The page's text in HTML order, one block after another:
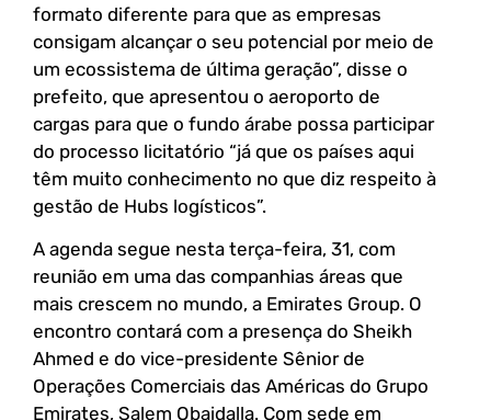
formato diferente para que as empresas
consigam alcançar o seu potencial por meio de
um ecossistema de última geração”, disse o
prefeito, que apresentou o aeroporto de
cargas para que o fundo árabe possa participar
do processo licitatório “já que os países aqui
têm muito conhecimento no que diz respeito à
gestão de Hubs logísticos”.
A agenda segue nesta terça-feira, 31, com
reunião em uma das companhias áreas que
mais crescem no mundo, a Emirates Group. O
encontro contará com a presença do Sheikh
Ahmed e do vice-presidente Sênior de
Operações Comerciais das Américas do Grupo
Emirates, Salem Obaidalla. Com sede em